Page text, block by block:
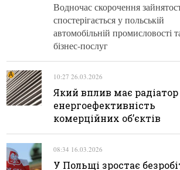
Водночас скорочення
спостерігається у польській
автомобільній промисловості
бізнес-послуг
10:27 26.03.2026
Який вплив має радіатор
енергоефективність
комерційних об’єктів
08:34 16.03.2026
У Польщі зростає